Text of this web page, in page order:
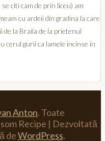
citi cam de prin liceu) am
cu ardeii din gradina la care
de la Braila de la prietenul
cerul gurii ca lamele incinse in
Anton. Toate
Recipe | Dezvoltată
deWordPress.